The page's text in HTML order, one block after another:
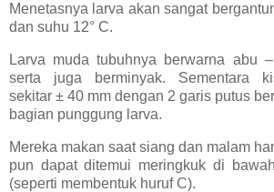
Menetasnya larva akan sangat
dan suhu 12° C.
Larva muda tubuhnya berwarna abu
serta juga berminyak. Sementara
sekitar ± 40 mm dengan 2 garis putus
bagian punggung larva.
Mereka makan saat siang dan malam
pun dapat ditemui meringkuk di
(seperti membentuk huruf C).